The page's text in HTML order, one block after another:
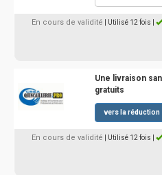
En cours de validité | Utilisé 12 fois
Une livraison
gratuits
vers la réduction
En cours de validité | Utilisé 12 fois